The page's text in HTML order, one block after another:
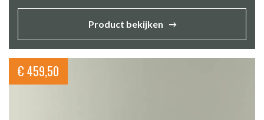
Product bekijken
€ 459,50